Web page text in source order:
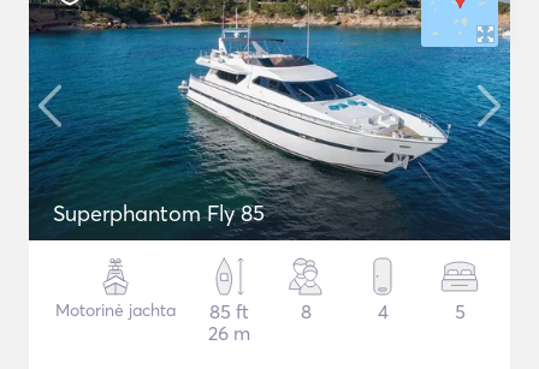
Superphantom Fly 85
Motorinė jachta
85 ft
26 m
8 4 5